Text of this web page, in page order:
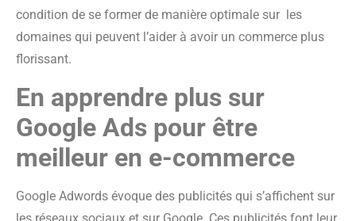
condition de se former de manière optimale sur les
domaines qui peuvent l’aider à avoir un commerce plus
florissant.
En apprendre plus sur
Google Ads pour être
meilleur en e-commerce
Google Adwords évoque des publicités qui s’affichent sur
les réseaux sociaux et sur Google. Ces publicités font leur